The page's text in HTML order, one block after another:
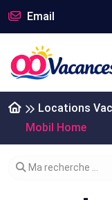
Email
Locations
Mobil Home
Modifier votre
Ma recherche ...